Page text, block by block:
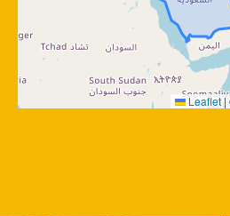
Leaflet |